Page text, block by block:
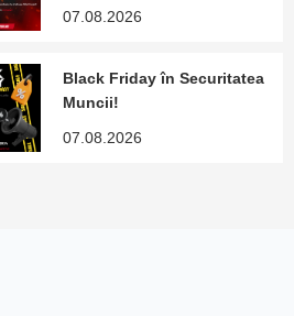
07.08.2026
Black Friday în Securitatea
Muncii!
07.08.2026